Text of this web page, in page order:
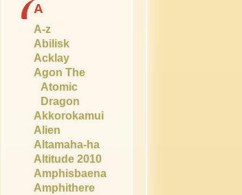
A
A-z
Abilisk
Acklay
Agon The
Atomic
Dragon
Akkorokamui
Alien
Altamaha-ha
Altitude 2010
Amphisbaena
Amphithere